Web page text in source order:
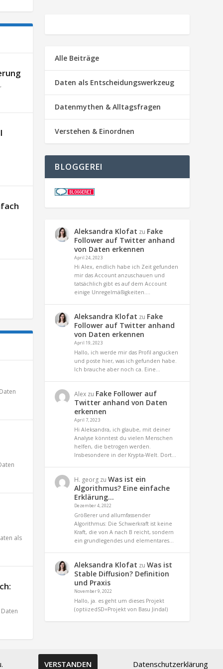
,
Daten
als
Daten
Alle Beiträge
Daten als Entscheidungswerkzeug
Datenmythen & Alltagsfragen
Verstehen & Einordnen
BLOGGEREI
Aleksandra Klofat zu Fake
Follower auf Twitter anhand
von Daten erkennen
April 24, 2023
Hi Alex, endlich habe ich Zeit gefunden
mir das Account anzuschauen und
tatsächlich gibt es auf dem Account
einige Unregelmäßigkeiten.…
Aleksandra Klofat zu Fake
Follower auf Twitter anhand
von Daten erkennen
April 19, 2023
Hallo, ich werde mir das Profil angucken
und poste hier, was ich gefunden habe.
Ich brauche aber noch ca. Eine…
Alex zu Fake Follower auf
Twitter anhand von Daten
erkennen
April 7, 2023
Hi Aleksandra, ich glaube, mit deiner
Analyse könntest du vielen Menschen
helfen, die betrogen werden.
Insbesondere in der Krypta-Welt. Dort…
H. georg zuWas ist ein
Algorithmus? Eine einfache
Erklärung…
Dezember 4, 2022
Größerer und allumfassender
Algorithmus: Die Schwerkraft ist keine
Kraft, die von A nach B reicht, sondern
ein grundlegendes und elementares…
Aleksandra Klofat zuWas ist
Stable Diffusion? Definition
und Praxis
November 9, 2022
Hallo, ja. es geht um dieses Projekt
(optiizedSD=Projekt von Basu Jindal)
VERSTANDEN Datenschutzerklärung